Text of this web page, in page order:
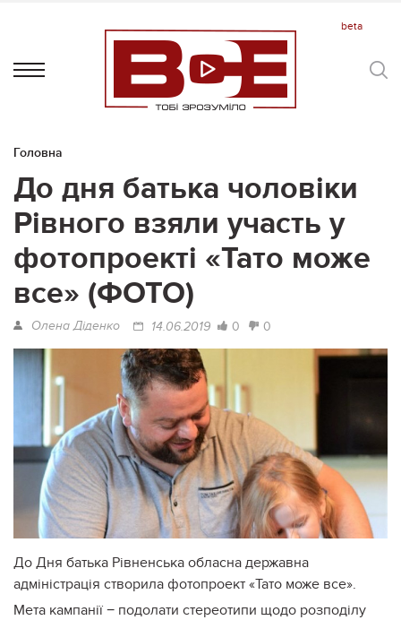
Головна
До дня батька чоловіки
Рівного взяли участь у
фотопроекті «Тато може
все» (ФОТО)
Олена Діденко 14.06.2019 0 0
До Дня батька Рівненська обласна державна
адміністрація створила фотопроект «Тато може все».
Мета кампанії − подолати стереотипи щодо розподілу